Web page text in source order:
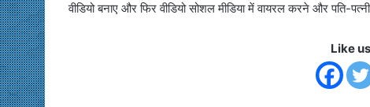
वीडियो बनाए और फिर वीडियो सोशल मीडिया में वायरल करने और पति-
Like